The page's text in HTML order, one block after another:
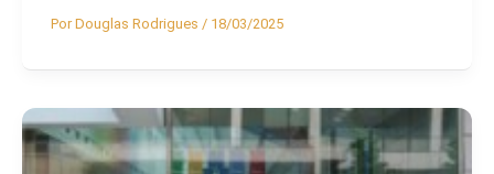
PorDouglas Rodrigues / 18/03/2025